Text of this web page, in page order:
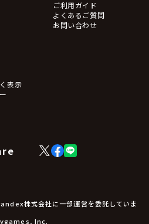
ラップ
・カード
ター
ご利用ガイド
よくあるご質問
お問い合わせ
表示
X
(Twitter)
Facebook
LINE
株式会社に一部運営を委託していま
Inc.